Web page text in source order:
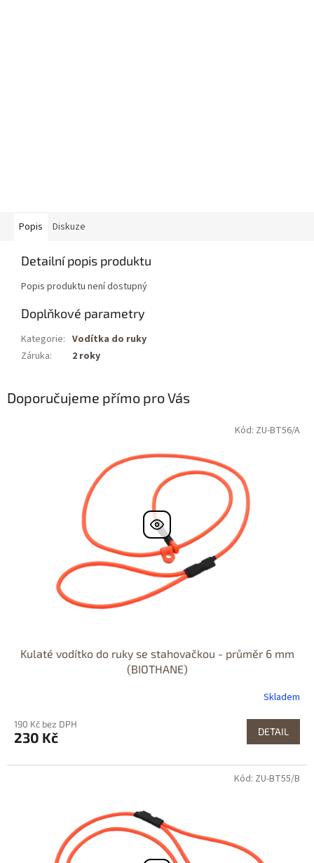
Popis Diskuze
Detailní popis produktu
Popis produktu není dostupný
Doplňkové parametry
Kategorie: Vodítka do ruky
Záruka: 2 roky
Doporučujeme přímo pro Vás
Kulaté vodítko do ruky se stahovačkou - průměr 6 mm
(BIOTHANE)
Skladem
190 Kč bez DPH
230 Kč DETAIL
Kód: ZU-BT56/A
Kód: ZU-BT55/B